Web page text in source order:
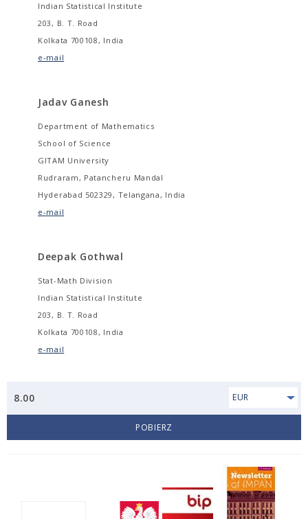
Indian Statistical Institute
203, B. T. Road
Kolkata 700108, India
e-mail
Jadav Ganesh
Department of Mathematics
School of Science
GITAM University
Rudraram, Patancheru Mandal
Hyderabad 502329, Telangana, India
e-mail
Deepak Gothwal
Stat-Math Division
Indian Statistical Institute
203, B. T. Road
Kolkata 700108, India
e-mail
8.00 EUR
POBIERZ